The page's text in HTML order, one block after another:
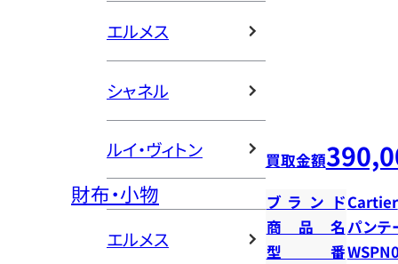
エルメス
シャネル
ルイ・ヴィトン
財布・小物
エルメス
買取金額
ブランドCartier
商品名パンテ
型番